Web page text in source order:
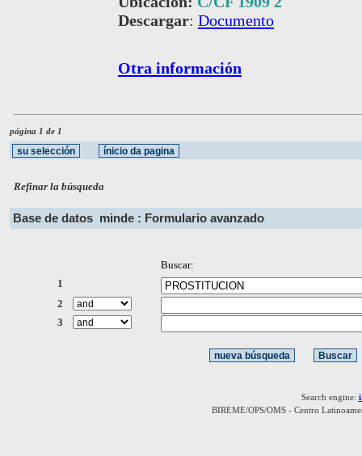
Descargar: Documento
Otra información
página 1 de 1
Refinar la búsqueda
Base de datos minde : Formulario avanzado
Buscar:
1
2
3
Search engine:
BIREME/OPS/OMS - Centro